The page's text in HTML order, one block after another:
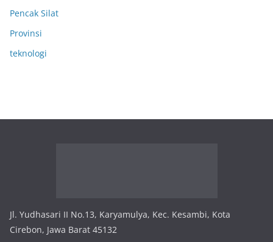
Pencak Silat
Provinsi
teknologi
Jl. Yudhasari II No.13, Karyamulya, Kec. Kesambi, Kota
Cirebon, Jawa Barat 45132